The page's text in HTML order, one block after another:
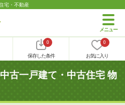
宅・不動産
0
保存した条件
0
お気に入り
古一戸建て・中古住宅 物